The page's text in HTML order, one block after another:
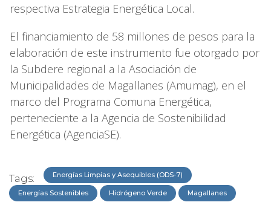
respectiva Estrategia Energética Local.
El financiamiento de 58 millones de pesos para la
elaboración de este instrumento fue otorgado por
la Subdere regional a la Asociación de
Municipalidades de Magallanes (Amumag), en el
marco del Programa Comuna Energética,
perteneciente a la Agencia de Sostenibilidad
Energética (AgenciaSE).
Tags: Energías Limpias y Asequibles (ODS-7)
Energías Sostenibles Hidrógeno Verde Magallanes